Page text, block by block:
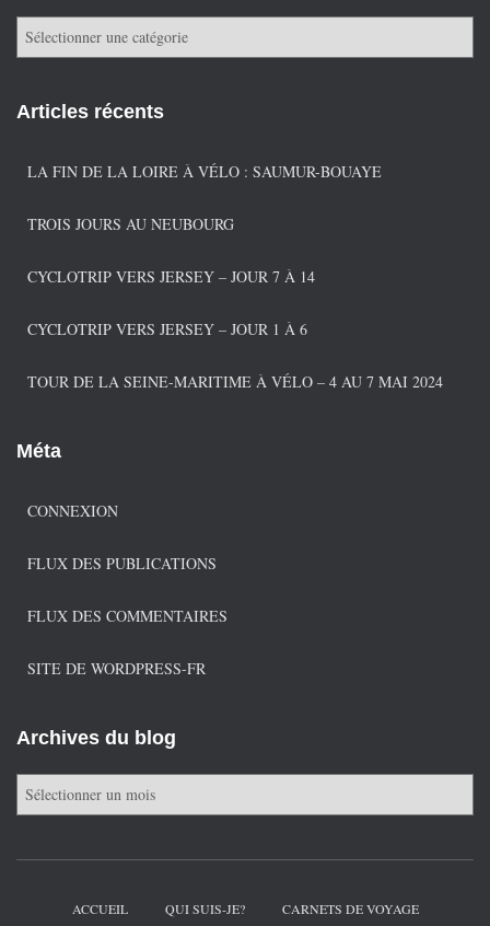
gArticles récents
LA FIN DE LA LOIRE À VÉLO : SAUMUR-BOUAYE
TROIS JOURS AU NEUBOURG
CYCLOTRIP VERS JERSEY – JOUR 7 À 14
CYCLOTRIP VERS JERSEY – JOUR 1 À 6
TOUR DE LA SEINE-MARITIME À VÉLO – 4 AU 7 MAI 2024
Méta
CONNEXION
FLUX DES PUBLICATIONS
FLUX DES COMMENTAIRES
SITE DE WORDPRESS-FR
Archives du blog
h
ACCUEIL QUI SUIS-JE? CARNETS DE VOYAGE